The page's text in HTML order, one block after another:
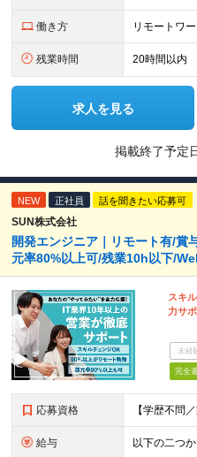
働き方 リモートワ
残業時間 20時間以内
求人を見る
掲載終了予定
NEW 正社員 話を聞きたい応募可
SUN株式会社
開発エンジニア｜リモート有/賞
元率80%以上可/残業10h以下/
スキ
力サ
未経
完全
応募資格
給与